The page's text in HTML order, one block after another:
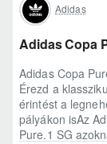
Adidas
Adidas Copa
Adidas Copa
Érezd a
érintést a
pályákon isAz
Pure.1 SG